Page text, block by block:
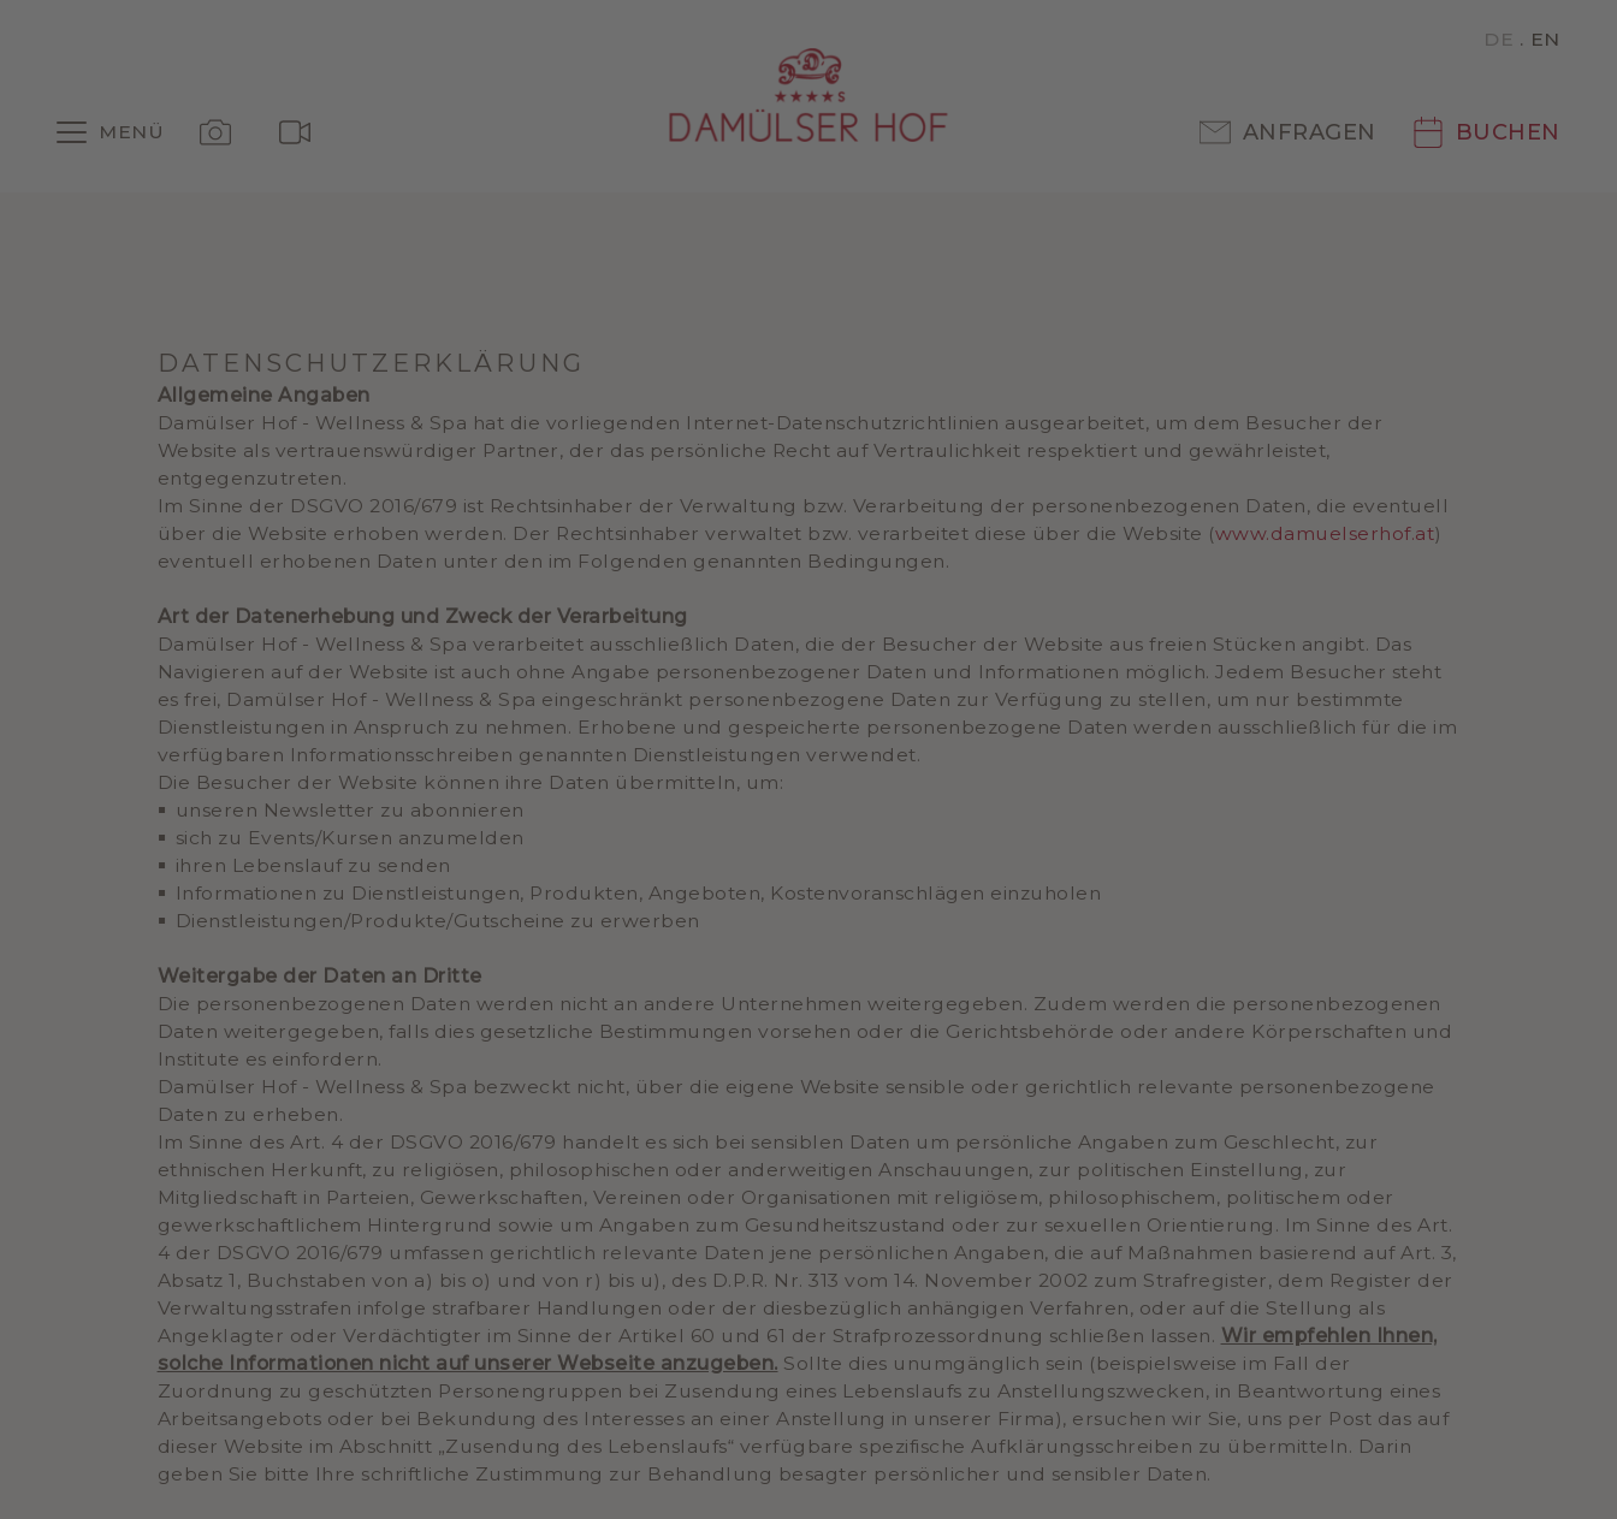
MENÜ
DE EN
ANFRAGEN BUCHEN
DATENSCHUTZERKLÄRUNG
Allgemeine Angaben
Damülser Hof - Wellness & Spa hat die vorliegenden Internet-Datenschutzrichtlinien ausgearbeitet, um dem Besucher der
Website als vertrauenswürdiger Partner, der das persönliche Recht auf Vertraulichkeit respektiert und gewährleistet,
entgegenzutreten.
Im Sinne der DSGVO 2016/679 ist Rechtsinhaber der Verwaltung bzw. Verarbeitung der personenbezogenen Daten, die eventuell
über die Website erhoben werden. Der Rechtsinhaber verwaltet bzw. verarbeitet diese über die Website (www.damuelserhof.at)
eventuell erhobenen Daten unter den im Folgenden genannten Bedingungen.
Art der Datenerhebung und Zweck der Verarbeitung
Damülser Hof - Wellness & Spa verarbeitet ausschließlich Daten, die der Besucher der Website aus freien Stücken angibt. Das
Navigieren auf der Website ist auch ohne Angabe personenbezogener Daten und Informationen möglich. Jedem Besucher steht
es frei, Damülser Hof - Wellness & Spa eingeschränkt personenbezogene Daten zur Verfügung zu stellen, um nur bestimmte
Dienstleistungen in Anspruch zu nehmen. Erhobene und gespeicherte personenbezogene Daten werden ausschließlich für die im
verfügbaren Informationsschreiben genannten Dienstleistungen verwendet.
Die Besucher der Website können ihre Daten übermitteln, um:
unseren Newsletter zu abonnieren
sich zu Events/Kursen anzumelden
ihren Lebenslauf zu senden
Informationen zu Dienstleistungen, Produkten, Angeboten, Kostenvoranschlägen einzuholen
Dienstleistungen/Produkte/Gutscheine zu erwerben
Weitergabe der Daten an Dritte
Die personenbezogenen Daten werden nicht an andere Unternehmen weitergegeben. Zudem werden die personenbezogenen
Daten weitergegeben, falls dies gesetzliche Bestimmungen vorsehen oder die Gerichtsbehörde oder andere Körperschaften und
Institute es einfordern.
Damülser Hof - Wellness & Spa bezweckt nicht, über die eigene Website sensible oder gerichtlich relevante personenbezogene
Daten zu erheben.
Im Sinne des Art. 4 der DSGVO 2016/679 handelt es sich bei sensiblen Daten um persönliche Angaben zum Geschlecht, zur
ethnischen Herkunft, zu religiösen, philosophischen oder anderweitigen Anschauungen, zur politischen Einstellung, zur
Mitgliedschaft in Parteien, Gewerkschaften, Vereinen oder Organisationen mit religiösem, philosophischem, politischem oder
gewerkschaftlichem Hintergrund sowie um Angaben zum Gesundheitszustand oder zur sexuellen Orientierung. Im Sinne des Art.
4 der DSGVO 2016/679 umfassen gerichtlich relevante Daten jene persönlichen Angaben, die auf Maßnahmen basierend auf Art. 3,
Absatz 1, Buchstaben von a) bis o) und von r) bis u), des D.P.R. Nr. 313 vom 14. November 2002 zum Strafregister, dem Register der
Verwaltungsstrafen infolge strafbarer Handlungen oder der diesbezüglich anhängigen Verfahren, oder auf die Stellung als
Angeklagter oder Verdächtigter im Sinne der Artikel 60 und 61 der Strafprozessordnung schließen lassen. Wir empfehlen Ihnen,
solche Informationen nicht auf unserer Webseite anzugeben. Sollte dies unumgänglich sein (beispielsweise im Fall der
Zuordnung zu geschützten Personengruppen bei Zusendung eines Lebenslaufs zu Anstellungszwecken, in Beantwortung eines
Arbeitsangebots oder bei Bekundung des Interesses an einer Anstellung in unserer Firma), ersuchen wir Sie, uns per Post das auf
dieser Website im Abschnitt „Zusendung des Lebenslaufs“ verfügbare spezifische Aufklärungsschreiben zu übermitteln. Darin
geben Sie bitte Ihre schriftliche Zustimmung zur Behandlung besagter persönlicher und sensibler Daten.